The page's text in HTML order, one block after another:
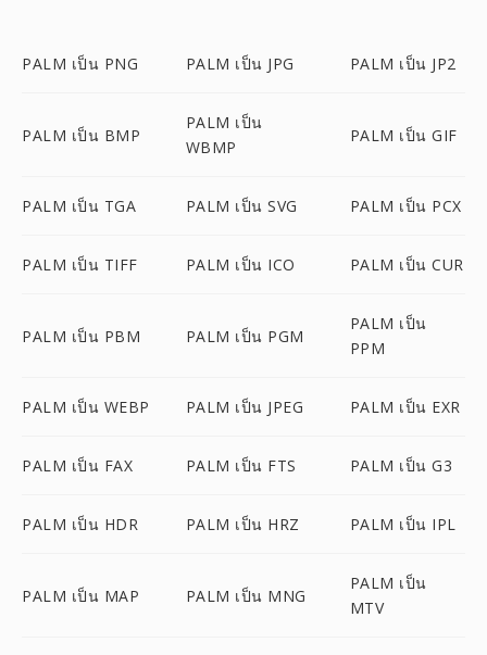
PALM เป็น PNG PALM เป็น JPG PALM เป็น JP2
PALM เป็น BMP
PALM เป็น
WBMP
PALM เป็น GIF
PALM เป็น TGA PALM เป็น SVG PALM เป็น PCX
PALM เป็น TIFF PALM เป็น ICO PALM เป็น CUR
PALM เป็น PBM PALM เป็น PGM
PALM เป็น
PPM
PALM เป็น WEBP PALM เป็น JPEG PALM เป็น EXR
PALM เป็น FAX PALM เป็น FTS PALM เป็น G3
PALM เป็น HDR PALM เป็น HRZ PALM เป็น IPL
PALM เป็น MAP PALM เป็น MNG
PALM เป็น
MTV